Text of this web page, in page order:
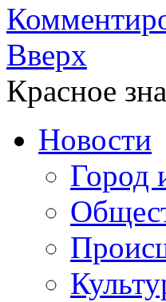
Вверх
Красное
Новости
Город